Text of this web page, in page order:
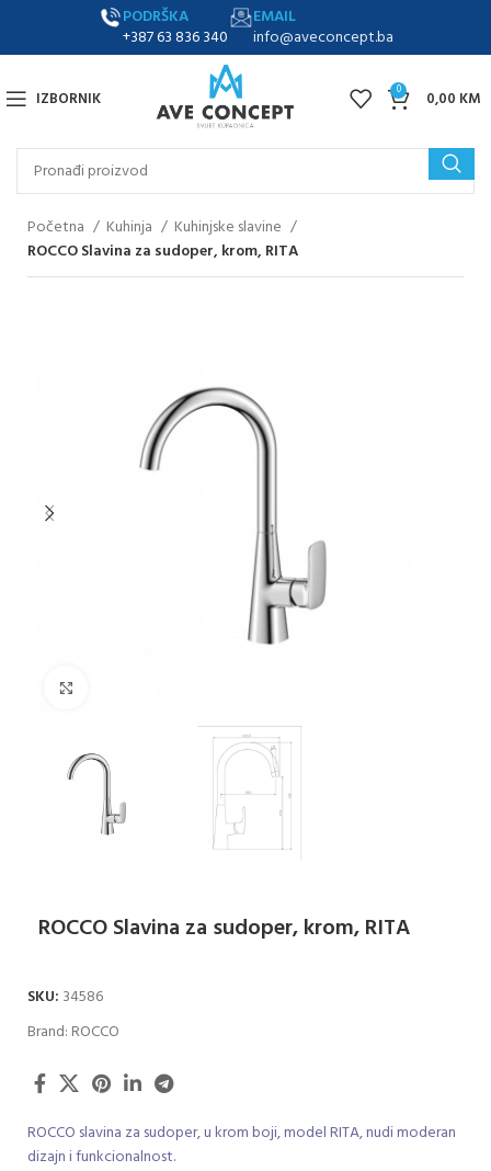
PODRŠKA
+387 63 836 340
EMAIL
info@aveconcept.ba
IZBORNIK 0 0,00 KM
Početna Kuhinja
Kuhinjske slavine
ROCCO Slavina za sudoper, krom, RITA
ROCCO Slavina za sudoper, krom, RITA
SKU: 34586
Brand: ROCCO
ROCCO slavina za sudoper, u krom boji, model RITA, nudi moderan
dizajn i funkcionalnost.